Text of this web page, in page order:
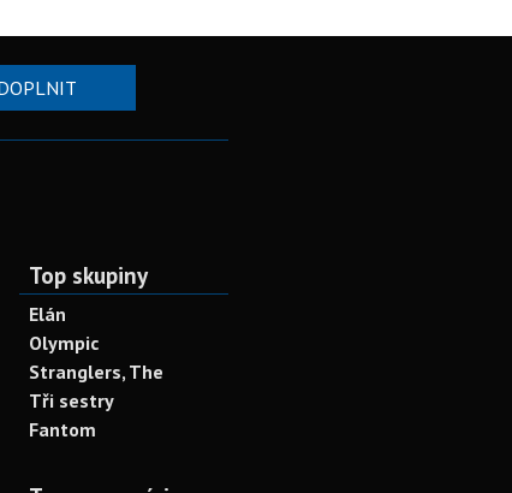
Top skupiny
Elán
Olympic
Stranglers, The
Tři sestry
Fantom